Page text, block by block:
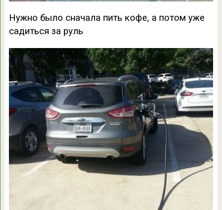
Нужно было сначала пить кофе, а потом уже
садиться за руль